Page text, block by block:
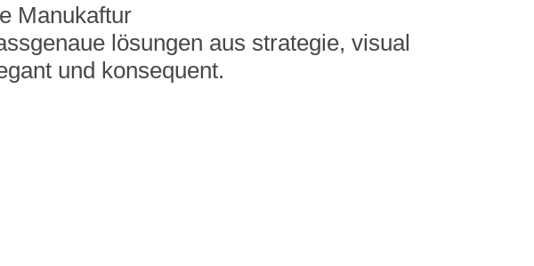
Manukaftur
lösungen aus strategie, visual
und konsequent.